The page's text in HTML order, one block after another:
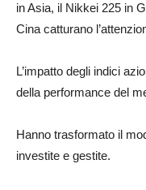
in Asia, il Nikkei 225 in
Cina catturano
L’impatto degli indici
della performance del
Hanno trasformato il
investite e gestite.